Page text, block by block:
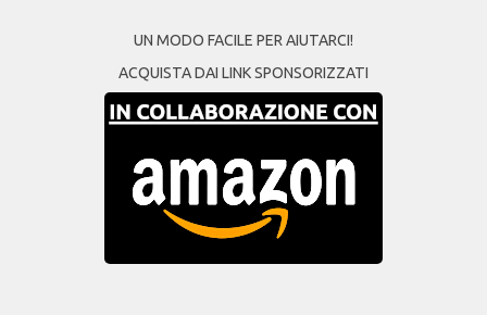
UN MODO FACILE PER AIUTARCI!
ACQUISTA DAI LINK SPONSORIZZATI